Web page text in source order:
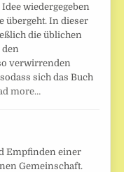
wiedergegeben
übergeht. In dieser
die üblichen
den
verwirrenden
sich das Buch
more…
Empfinden einer
Gemeinschaft.